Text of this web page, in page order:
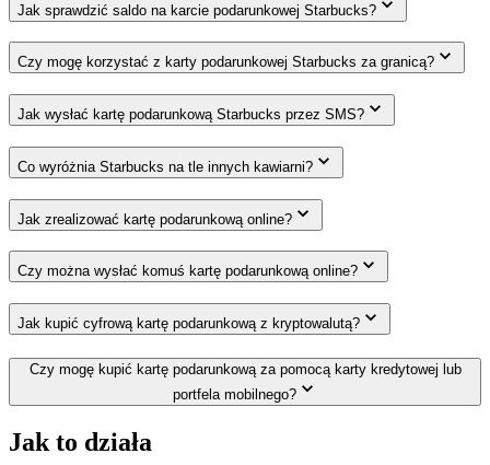
Jak sprawdzić saldo na karcie podarunkowej Starbucks?
Czy mogę korzystać z karty podarunkowej Starbucks za granicą?
Jak wysłać kartę podarunkową Starbucks przez SMS?
Co wyróżnia Starbucks na tle innych kawiarni?
Jak zrealizować kartę podarunkową online?
Czy można wysłać komuś kartę podarunkową online?
Jak kupić cyfrową kartę podarunkową z kryptowalutą?
Czy mogę kupić kartę podarunkową za pomocą karty kredytowej lub
portfela mobilnego?
Jak to działa